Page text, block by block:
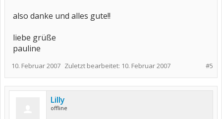
also danke und alles gute!!
liebe grüße
pauline
#5
10. Februar 2007 Zuletzt bearbeitet: 10. Februar 2007
Lilly
offline